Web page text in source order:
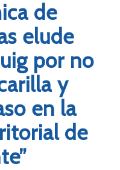
de
elude
por no
y
en la
de